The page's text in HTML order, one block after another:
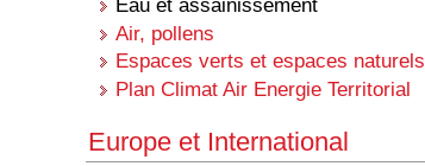
Eau et assainissement
Air, pollens
Espaces verts et espaces naturels
Plan Climat Air Energie Territorial
Europe et International